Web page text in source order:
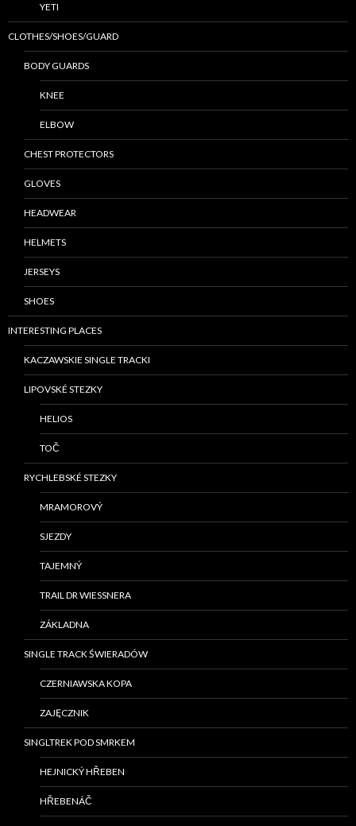
YETI
CLOTHES/SHOES/GUARD
BODY GUARDS
KNEE
ELBOW
CHEST PROTECTORS
GLOVES
HEADWEAR
HELMETS
JERSEYS
SHOES
INTERESTING PLACES
KACZAWSKIE SINGLE TRACKI
LIPOVSKÉ STEZKY
HELIOS
TOČ
RYCHLEBSKÉ STEZKY
MRAMOROVÝ
SJEZDY
TAJEMNÝ
TRAIL DR WIESSNERA
ZÁKLADNA
SINGLE TRACK ŚWIERADÓW
CZERNIAWSKA KOPA
ZAJĘCZNIK
SINGLTREK POD SMRKEM
HEJNICKÝ HŘEBEN
HŘEBENÁČ